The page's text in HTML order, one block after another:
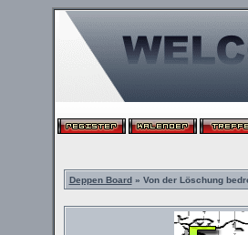
Deppen Board» Von der Löschung